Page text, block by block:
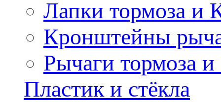
Лапки тормоза и
Кронштейны
Рычаги тормоза и
Пластик и стёкла